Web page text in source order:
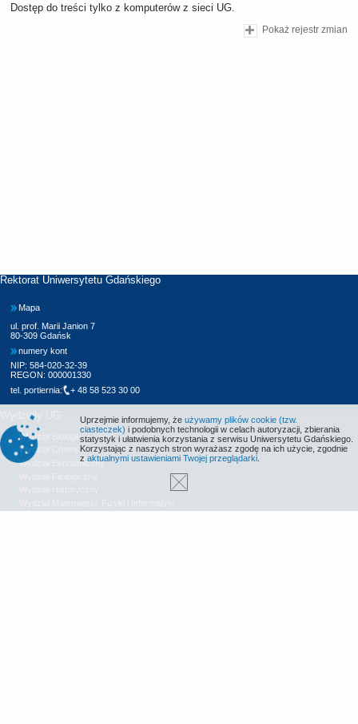
Dostęp do treści tylko z komputerów z sieci UG.
Pokaż rejestr zmian
Rektorat Uniwersytetu Gdańskiego
Mapa
ul. prof. Marii Janion 7
80-309 Gdańsk
numery kont
NIP: 584-020-32-39
REGON: 000001330
tel. portiernia:
+ 48 58 523 30 00
Wydziały UG
Wydział Biologii
Wydział Chemii
Wydział Ekonomiczny
Uprzejmie informujemy, że używamy plików cookie (tzw.
ciasteczek) i podobnych technologii w celach autoryzacji, zbierania
statystyk i ułatwienia korzystania z serwisu Uniwersytetu Gdańskiego.
Korzystając z naszych stron wyrażasz zgodę na ich użycie, zgodnie
z aktualnymi ustawieniami Twojej przeglądarki